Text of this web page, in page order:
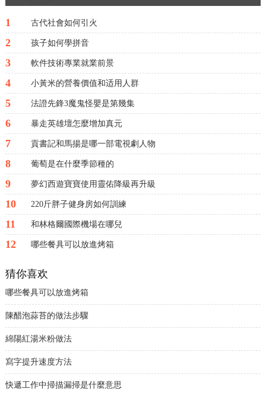
1 古代社會如何引火
2 孩子如何學拼音
3 軟件技術專業就業前景
4 小黃米的營養價值和适用人群
5 法證先鋒3魔鬼怪嬰是第幾集
6 暴走英雄壇怎麼增加真元
7 貢書記和馬揚是哪一部電視劇人物
8 葡萄是在什麼季節種的
9 夢幻西遊寶寶使用靈佑降級再升級
10 220斤胖子健身房如何訓練
11 和林格爾國際機場在哪兒
12 哪些餐具可以放進烤箱
猜你喜欢
哪些餐具可以放進烤箱
陳醋泡蒜苔的做法步驟
綿陽紅湯米粉做法
寫字提升速度方法
快遞工作中掃描漏掃是什麼意思